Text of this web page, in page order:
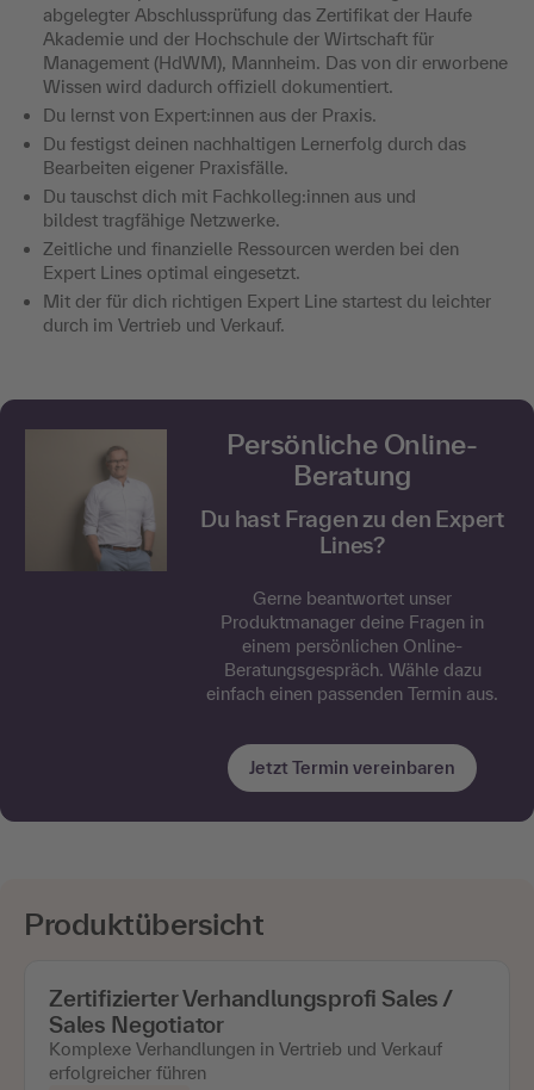
abgelegter Abschlussprüfung das Zertifikat der Haufe
Akademie und der Hochschule der Wirtschaft für
Management (HdWM), Mannheim. Das von dir erworbene
Wissen wird dadurch offiziell dokumentiert.
Du lernst von Expert:innen aus der Praxis.
Du festigst deinen nachhaltigen Lernerfolg durch das
Bearbeiten eigener Praxisfälle.
Du tauschst dich mit Fachkolleg:innen aus und
bildest tragfähige Netzwerke.
Zeitliche und finanzielle Ressourcen werden bei den
Expert Lines optimal eingesetzt.
Mit der für dich richtigen Expert Line startest du leichter
durch im Vertrieb und Verkauf.
Persönliche Online-
Beratung
Du hast Fragen zu den Expert
Lines?
Gerne beantwortet unser
Produktmanager deine Fragen in
einem persönlichen Online-
Beratungsgespräch. Wähle dazu
einfach einen passenden Termin aus.
Jetzt Termin vereinbaren
Produktübersicht
Zertifizierter Verhandlungsprofi Sales /
Sales Negotiator
Komplexe Verhandlungen in Vertrieb und Verkauf
erfolgreicher führen